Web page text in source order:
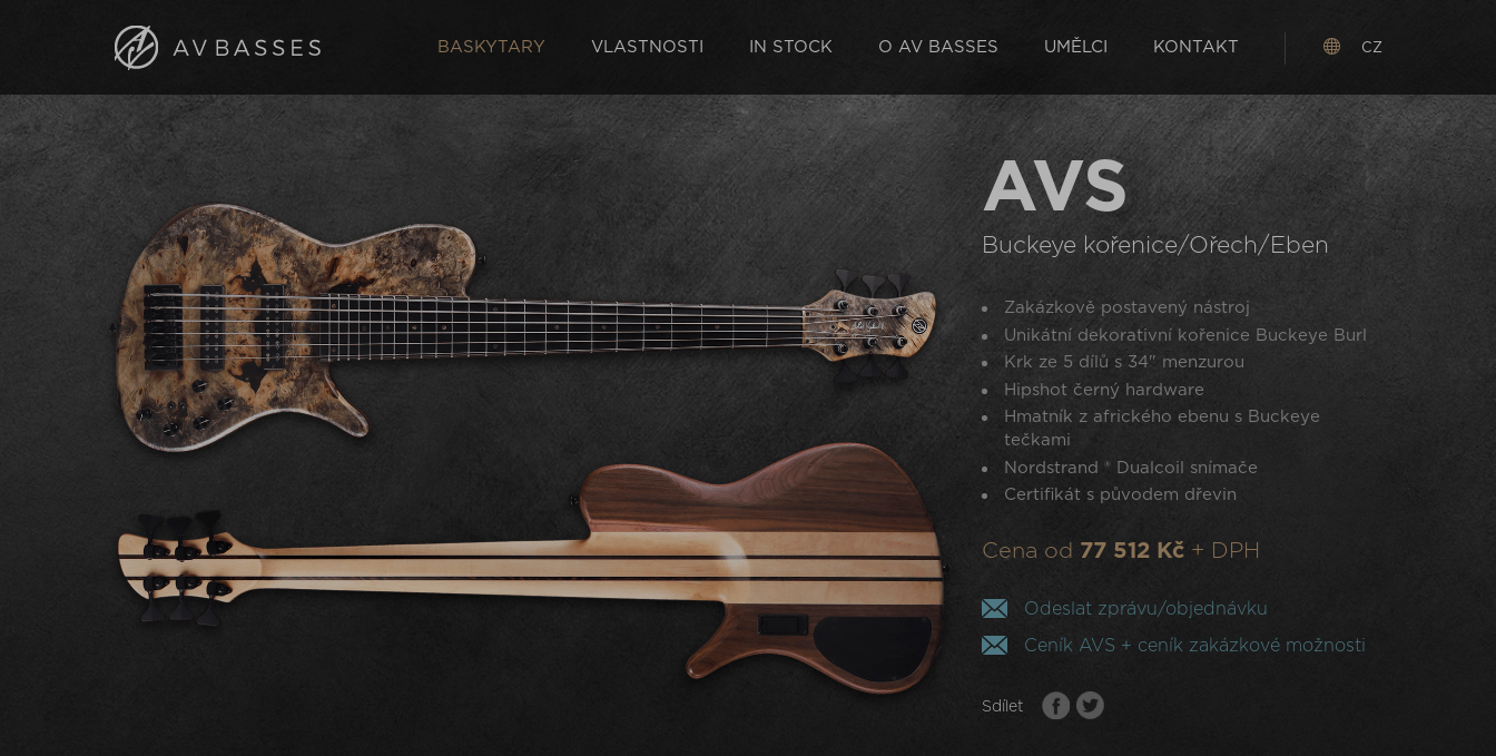
BASKYTARY VLASTNOSTI IN STOCK O AV BASSES UMĚLCI KONTAKT CZ
AVS
Buckeye kořenice/Ořech/Eben
Zakázkově postavený nástroj
Unikátní dekorativní kořenice Buckeye Burl
Krk ze 5 dílů s 34" menzurou
Hipshot černý hardware
Hmatník z afrického ebenu s Buckeye
tečkami
Nordstrand ® Dualcoil snímače
Certifikát s původem dřevin
Cena od 77 512 Kč + DPH
Odeslat zprávu/objednávku
Ceník AVS + ceník zakázkové možnosti
Sdílet